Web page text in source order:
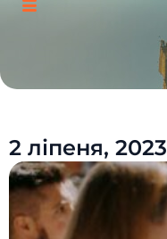
2 ліпеня, 2023